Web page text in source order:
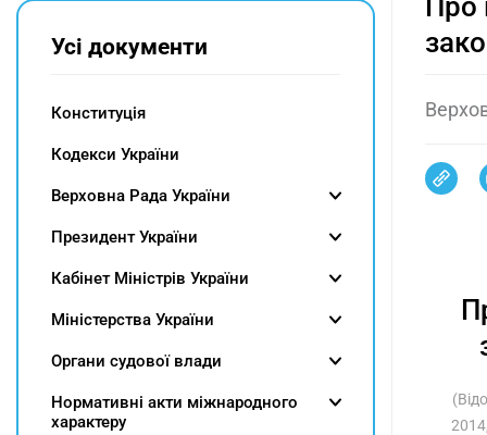
Про
Усі документи
Конституція
Кодекси України
Верховна Рада України
Президент України
Кабінет Міністрів України
Міністерства України
Органи судової влади
Нормативні акти міжнародного
характеру